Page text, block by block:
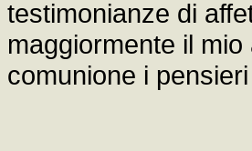
testimonianze di
maggiormente il
comunione i